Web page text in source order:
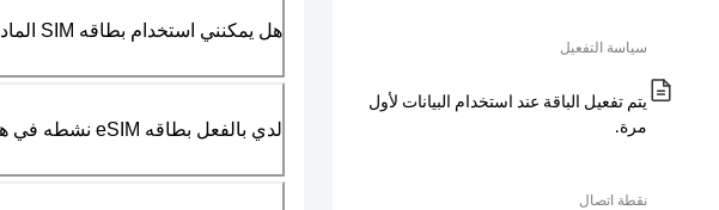
سياسة التفعيل
يتم تفعيل الباقة عند استخدام البيانات لأول
مرة.
نقطة اتصال
هل يمكنني استخدام بطاقه SIM الماديه بالتزامن مع بطاقه eSIM؟
لدي بالفعل بطاقه eSIM نشطه في هاتفي، هل يمكنني استخدام خدمتكم؟